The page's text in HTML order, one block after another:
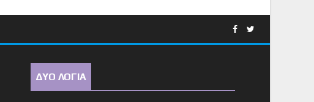
ΔΥΟ ΛΟΓΙΑ